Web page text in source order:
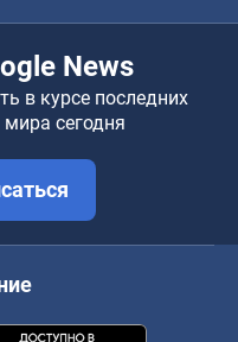
News
в курсе последних
сегодня